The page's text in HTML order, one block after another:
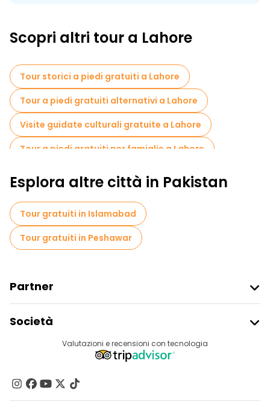
profonda nella sua storia affascinante e nella sua cultura
dinamica, lasciando i visitatori incantati dalla sua bellezza
Scopri altri tour a Lahore
Tour storici a piedi gratuiti a Lahore
Tour a piedi gratuiti alternativi a Lahore
Visite guidate culturali gratuite a Lahore
Tour a piedi gratuiti per famiglie a Lahore
Tour di degustazione locali in Lahore
Tour gratuiti nelle vicinanze Badshahi Mosque
Tour gratuiti nelle vicinanze Lahore Fort
Esplora altre città in Pakistan
Tour gratuiti in Islamabad
Tour gratuiti in Peshawar
Partner
Accesso Del Fornitore
Programma Di Affiliazione
Società
Destinazioni
Contattaci
Gruppi
Valutazioni e recensioni con tecnologia